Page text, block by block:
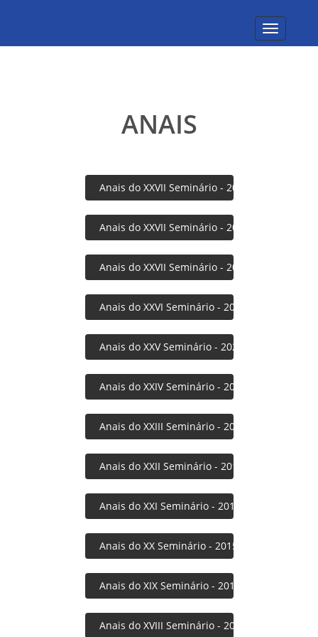
Toggle
ANAIS
Anais do XXVII Seminário - 2024
Anais do XXVII Seminário - 2023
Anais do XXVII Seminário - 2022
Anais do XXVI Seminário - 2021
Anais do XXV Seminário - 2020
Anais do XXIV Seminário - 2019
Anais do XXIII Seminário - 2018
Anais do XXII Seminário - 2017
Anais do XXI Seminário - 2016
Anais do XX Seminário - 2015
Anais do XIX Seminário - 2014
Anais do XVIII Seminário - 2013